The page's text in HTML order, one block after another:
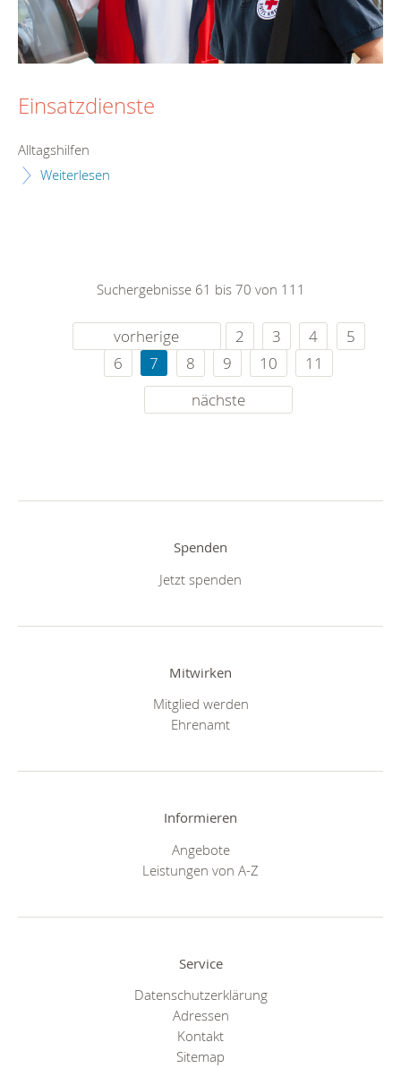
Einsatzdienste
Alltagshilfen
Weiterlesen
Suchergebnisse 61 bis 70 von 111
vorherige 2 3 4
5
6
7 8 9 10
11
nächste
Spenden
Jetzt spenden
Mitwirken
Mitglied werden
Ehrenamt
Informieren
Angebote
Leistungen von A-Z
Service
Datenschutzerklärung
Adressen
Kontakt
Sitemap